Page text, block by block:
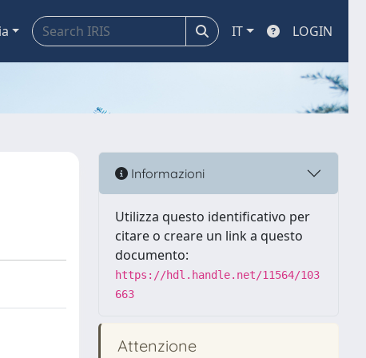
IT LOGIN
Informazioni
Utilizza questo identificativo per
citare o creare un link a questo
documento:
https://hdl.handle.net/11564/103
663
Attenzione